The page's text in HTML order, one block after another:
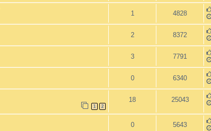
1 4828
2 8372
3 7791
0 6340
1 2
18 25043
0 5643